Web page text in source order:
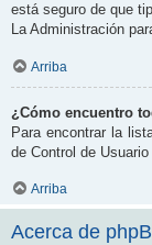
está seguro de que
La Administración
Arriba
¿Cómo encuentro
Para encontrar la
de Control de
Arriba
Acerca de